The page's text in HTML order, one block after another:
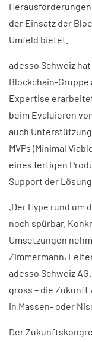
der Einsatz der
Umfeld bietet.
adesso Schweiz
Blockchain-
Expertise
beim Evaluieren
auch
MVPs (Minimal
eines fertigen
Support der
„Der Hype rund
noch spürbar.
Umsetzungen
Zimmermann,
adesso Schweiz
gross – die
in Massen- oder
Der